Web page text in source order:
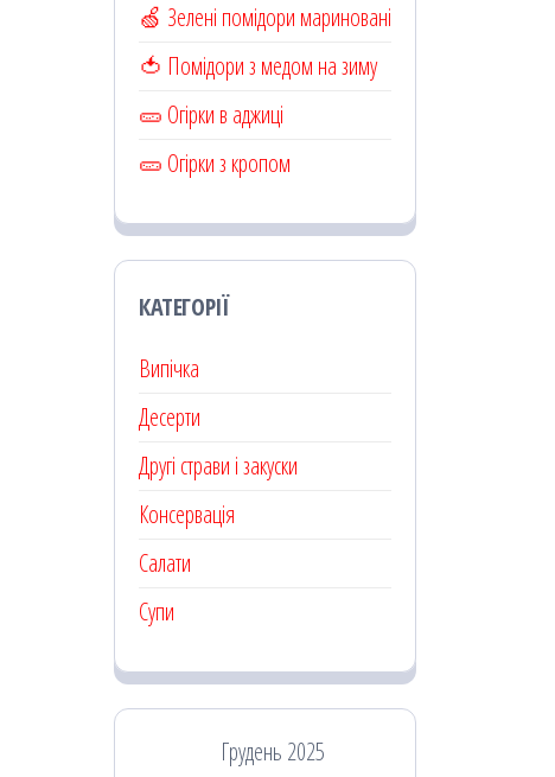
🍏 Зелені помідори мариновані
🍅 Помідори з медом на зиму
🥒 Огірки в аджиці
🥒 Огірки з кропом
КАТЕГОРІЇ
Випічка
Десерти
Другі страви і закуски
Консервація
Салати
Супи
Грудень 2025